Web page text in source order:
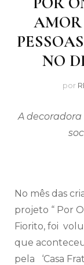
NO
por
A
No mês das
projeto “ Por
Fiorito, foi
que
pela ‘Casa